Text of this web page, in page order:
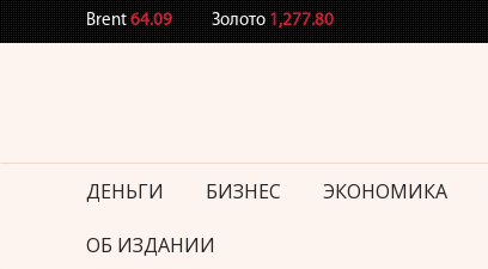
Brent64.09 Золото1,277.80
ДЕНЬГИ БИЗНЕС ЭКОНОМИКА
ОБ ИЗДАНИИ